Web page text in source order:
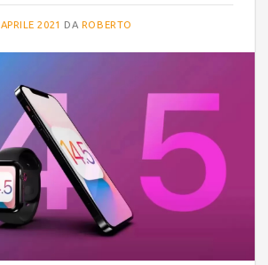
2021 DA ROBERTO